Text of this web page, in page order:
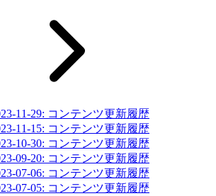
11-29: コンテンツ更新履歴
11-15: コンテンツ更新履歴
10-30: コンテンツ更新履歴
09-20: コンテンツ更新履歴
07-06: コンテンツ更新履歴
07-05: コンテンツ更新履歴